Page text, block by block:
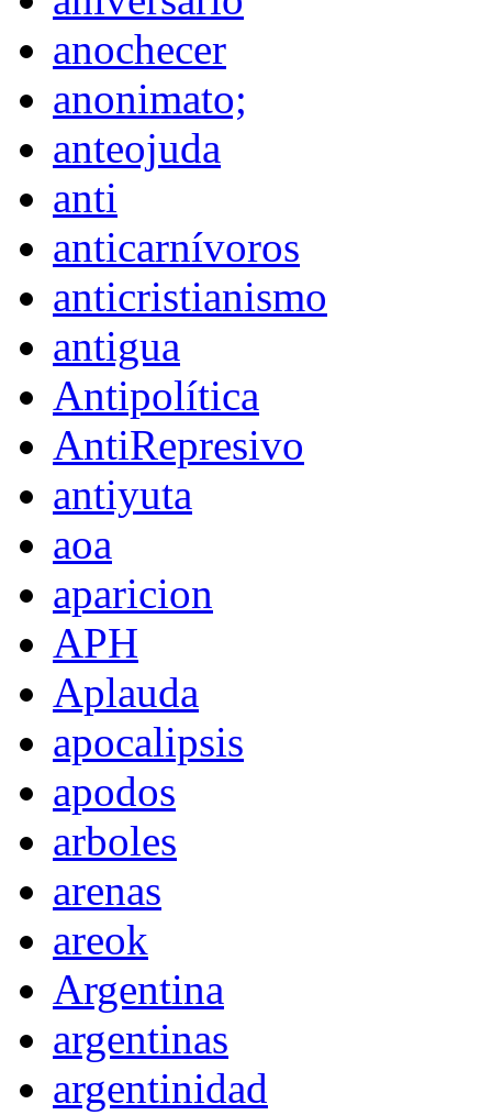
anochecer
anonimato;
anteojuda
anti
anticarnívoros
anticristianismo
antigua
Antipolítica
AntiRepresivo
antiyuta
aoa
aparicion
APH
Aplauda
apocalipsis
apodos
arboles
arenas
areok
Argentina
argentinas
argentinidad